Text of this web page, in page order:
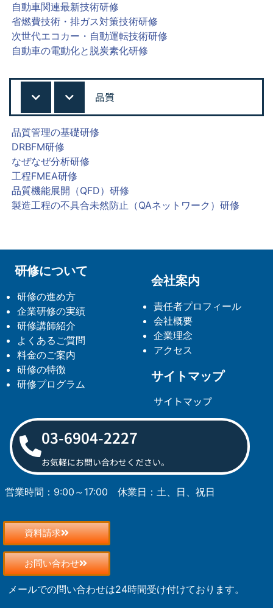
自動車関連最新技術研修
省燃費技術・排ガス対策技術研修
次世代エコカー・自動運転技術研修
自動車の電動化と脱炭素化研修
品質
品質管理の基礎研修
DRBFM研修
なぜなぜ分析研修
工程FMEA研修
品質機能展開（QFD）研修
製造工程の不具合未然防止（QAネットワーク）研修
研修について
研修の進め方
企業研修の実績
研修講師紹介
よくあるご質問
料金のご案内
研修の特徴
研修プログラム
会社案内
責任者プロフィール
会社概要
企業理念
アクセス
サイトマップ
サイトマップ
03-6904-2227
お気軽にお問い合わせください。
営業時間：9:00～17:00 休業日：土、日、祝日
資料請求
お問い合わせ
メールでの問い合わせは24時間受け付けております。